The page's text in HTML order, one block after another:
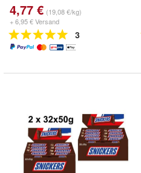
4,77 € (19,08 €/kg)
+ 6,95 € Versand
3